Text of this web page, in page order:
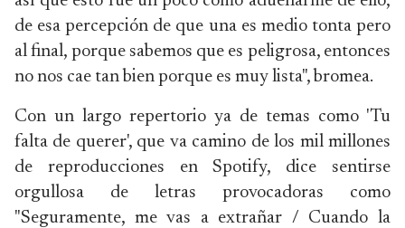
de esa percepción de que una es medio tonta pero
al final, porque sabemos que es peligrosa, entonces
no nos cae tan bien porque es muy lista", bromea.
Con un largo repertorio ya de temas como 'Tu
falta de querer', que va camino de los mil millones
de reproducciones en Spotify, dice sentirse
orgullosa de letras provocadoras como
"Seguramente, me vas a extrañar / Cuando la